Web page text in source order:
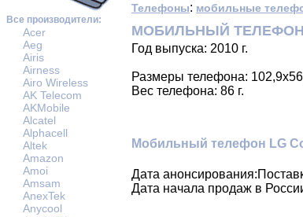
Все производители:
Acer
Aeg
Airis
Airness
Airo Wireless
AK Telecom
AKMobile
Alcatel
Alphacell
Altek
Amazon
Amoi
Amsam
AnexTek
Anycool
Телефоны: мобильные
МОБИЛЬНЫЙ ТЕЛЕФОН
Год выпуска: 2010 г.
Размеры телефона:
Вес телефона: 86 г.
Мобильный телефон LG
Дата
Дата начала продаж в